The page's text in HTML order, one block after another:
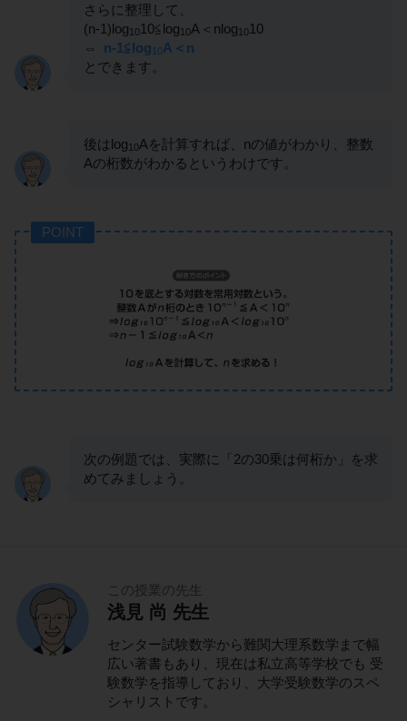
さらに整理して、
(n-1)log1010≦log10A＜nlog1010
⇔
n-1≦log10 A＜n
とできます。
後はlog10Aを計算すれば、nの値がわかり、整数
Aの桁数がわかるというわけです。
POINT
次の例題では、実際に「2の30乗は何桁か」を求
めてみましょう。
この授業の先生
浅見 尚 先生
センター試験数学から難関大理系数学まで幅
広い著書もあり、現在は私立高等学校でも 受
験数学を指導しており、大学受験数学のスペ
シャリストです。